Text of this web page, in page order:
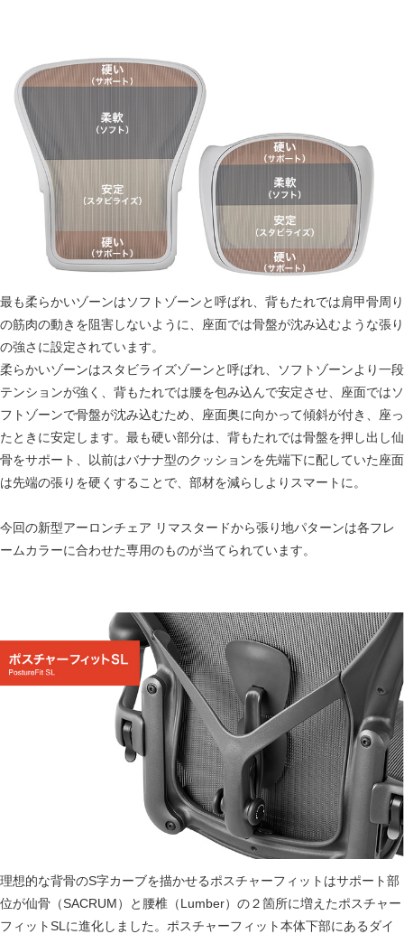
最も柔らかいゾーンはソフトゾーンと呼ばれ、背もたれでは肩甲骨周り
の筋肉の動きを阻害しないように、座面では骨盤が沈み込むような張り
の強さに設定されています。
柔らかいゾーンはスタビライズゾーンと呼ばれ、ソフトゾーンより一段
テンションが強く、背もたれでは腰を包み込んで安定させ、座面ではソ
フトゾーンで骨盤が沈み込むため、座面奥に向かって傾斜が付き、座っ
たときに安定します。最も硬い部分は、背もたれでは骨盤を押し出し仙
骨をサポート、以前はバナナ型のクッションを先端下に配していた座面
は先端の張りを硬くすることで、部材を減らしよりスマートに。
今回の新型アーロンチェア リマスタードから張り地パターンは各フレ
ームカラーに合わせた専用のものが当てられています。
理想的な背骨のS字カーブを描かせるポスチャーフィットはサポート部
位が仙骨（SACRUM）と腰椎（Lumber）の２箇所に増えたポスチャー
フィットSLに進化しました。ポスチャーフィット本体下部にあるダイ